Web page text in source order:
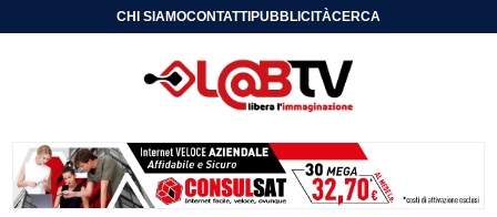
CHI SIAMOCONTATTIPUBBLICITÀCERCA